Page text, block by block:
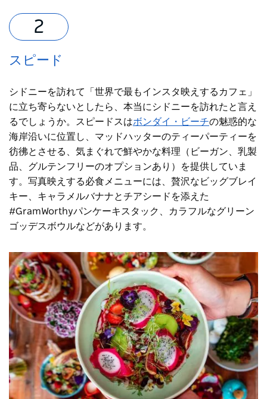
スピード
シドニーを訪れて「世界で最もインスタ映えするカフェ」
に立ち寄らないとしたら、本当にシドニーを訪れたと言え
るでしょうか。スピードスはボンダイ・ビーチの魅惑的な
海岸沿いに位置し、マッドハッターのティーパーティーを
彷彿とさせる、気まぐれで鮮やかな料理（ビーガン、乳製
品、グルテンフリーのオプションあり）を提供していま
す。写真映えする必食メニューには、贅沢なビッグブレイ
キー、キャラメルバナナとチアシードを添えた
#GramWorthyパンケーキスタック、カラフルなグリーン
ゴッデスボウルなどがあります。